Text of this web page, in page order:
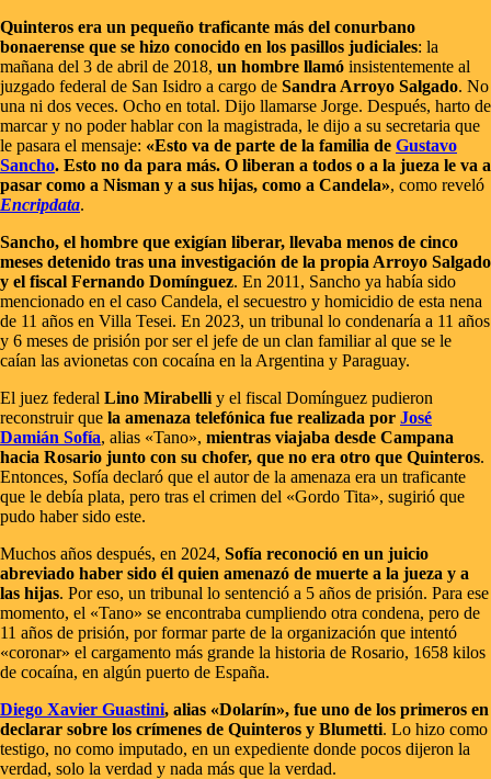
Quinteros era un pequeño traficante más del conurbano
bonaerense que se hizo conocido en los pasillos judiciales: la
mañana del 3 de abril de 2018, un hombre llamó insistentemente al
juzgado federal de San Isidro a cargo de Sandra Arroyo Salgado. No
una ni dos veces. Ocho en total. Dijo llamarse Jorge. Después, harto de
marcar y no poder hablar con la magistrada, le dijo a su secretaria que
le pasara el mensaje: «Esto va de parte de la familia de Gustavo
Sancho. Esto no da para más. O liberan a todos o a la jueza le va a
pasar como a Nisman y a sus hijas, como a Candela», como reveló
Encripdata.
Sancho, el hombre que exigían liberar, llevaba menos de cinco
meses detenido tras una investigación de la propia Arroyo Salgado
y el fiscal Fernando Domínguez. En 2011, Sancho ya había sido
mencionado en el caso Candela, el secuestro y homicidio de esta nena
de 11 años en Villa Tesei. En 2023, un tribunal lo condenaría a 11 años
y 6 meses de prisión por ser el jefe de un clan familiar al que se le
caían las avionetas con cocaína en la Argentina y Paraguay.
El juez federal Lino Mirabelli y el fiscal Domínguez pudieron
reconstruir que la amenaza telefónica fue realizada por José
Damián Sofía, alias «Tano», mientras viajaba desde Campana
hacia Rosario junto con su chofer, que no era otro que Quinteros.
Entonces, Sofía declaró que el autor de la amenaza era un traficante
que le debía plata, pero tras el crimen del «Gordo Tita», sugirió que
pudo haber sido este.
Muchos años después, en 2024, Sofía reconoció en un juicio
abreviado haber sido él quien amenazó de muerte a la jueza y a
las hijas. Por eso, un tribunal lo sentenció a 5 años de prisión. Para ese
momento, el «Tano» se encontraba cumpliendo otra condena, pero de
11 años de prisión, por formar parte de la organización que intentó
«coronar» el cargamento más grande la historia de Rosario, 1658 kilos
de cocaína, en algún puerto de España.
Diego Xavier Guastini, alias «Dolarín», fue uno de los primeros en
declarar sobre los crímenes de Quinteros y Blumetti. Lo hizo como
testigo, no como imputado, en un expediente donde pocos dijeron la
verdad, solo la verdad y nada más que la verdad.